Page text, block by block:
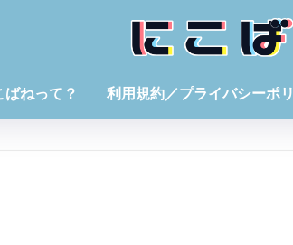
ばねって？ 利用規約／プライバシーポ